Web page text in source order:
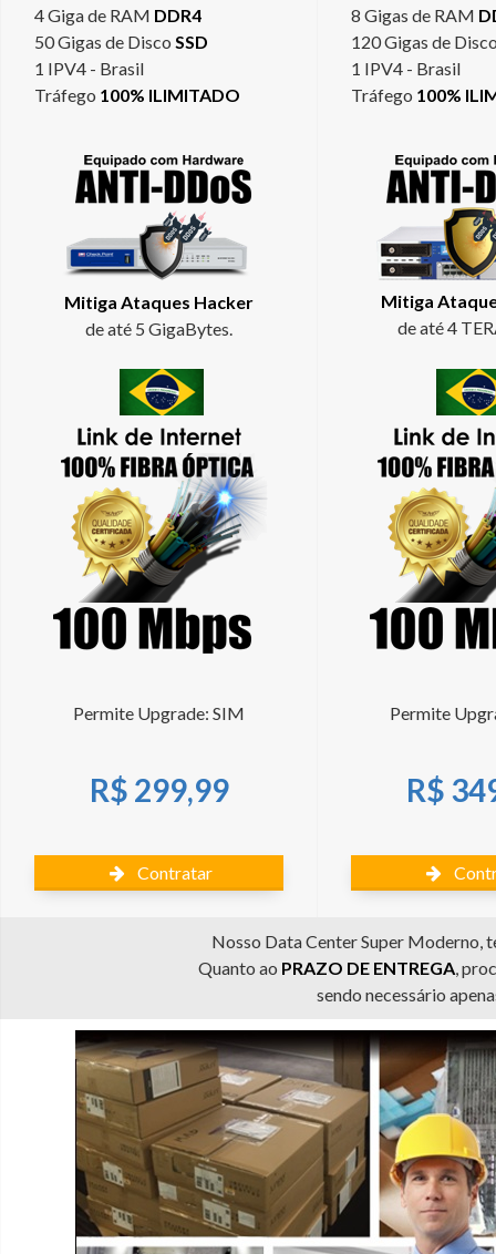
4 Giga de RAM DDR4
50 Gigas de Disco SSD
1 IPV4 - Brasil
Tráfego 100% ILIMITADO
8 Gigas de RAM
120 Gigas de
1 IPV4 - Brasil
Tráfego 100%
Mitiga Ataques Hacker
de até 5 GigaBytes.
Mitiga
de até 4
Permite Upgrade: SIM Permite
R$ 299,99 R$
Contratar
Nosso Data Center Super Moderno,
Quanto ao PRAZO DE ENTREGA,
sendo necessário